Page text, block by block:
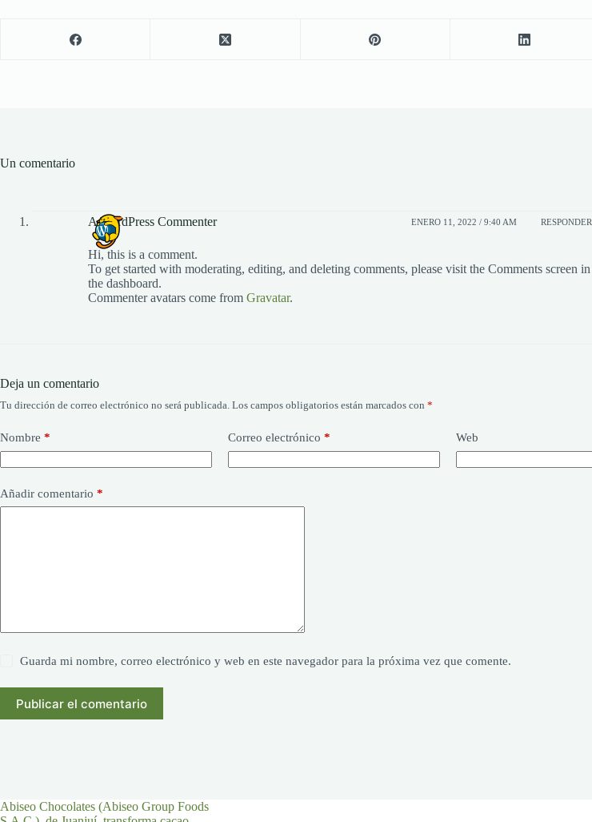
Un comentario
A WordPress Commenter ENERO 11, 2022 / 9:40 AM RESPONDER
Hi, this is a comment.
To get started with moderating, editing, and deleting comments, please visit the Comments screen in
the dashboard.
Commenter avatars come from Gravatar.
Deja un comentario
Tu dirección de correo electrónico no será publicada. Los campos obligatorios están marcados con *
Nombre * Correo electrónico * Web
Añadir comentario *
Guarda mi nombre, correo electrónico y web en este navegador para la próxima vez que comente.
Publicar el comentario
Abiseo Chocolates (Abiseo Group Foods